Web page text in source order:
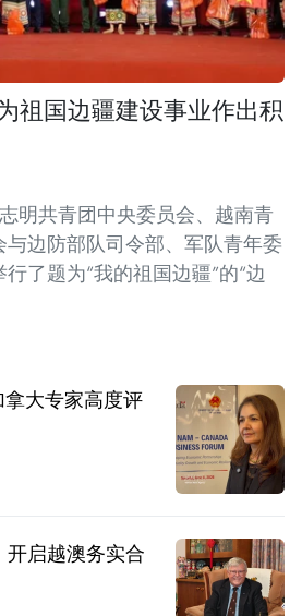
祖国边疆建设事业作出积
明共青团中央委员会、越南青
边防部队司令部、军队青年委
了题为“我的祖国边疆”的“边
大专家高度评
启越澳务实合